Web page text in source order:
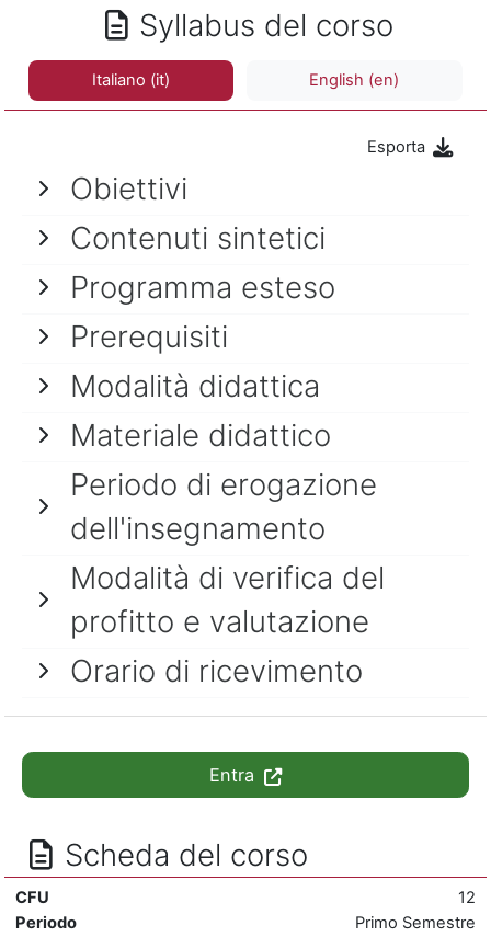
Syllabus del corso
Italiano ‎(it)‎ English ‎(en)‎
Esporta
Obiettivi
Contenuti sintetici
Programma esteso
Prerequisiti
Modalità didattica
Materiale didattico
Periodo di erogazione
dell'insegnamento
Modalità di verifica del
profitto e valutazione
Orario di ricevimento
Entra
Scheda del corso
CFU
12
Periodo
Primo Semestre